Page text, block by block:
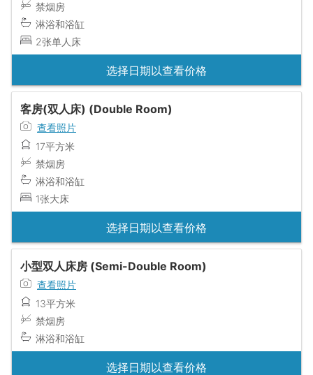
禁烟房
淋浴和浴缸
2张单人床
选择日期以查看价格
客房(双人床) (Double Room)
查看照片
17平方米
禁烟房
淋浴和浴缸
1张大床
选择日期以查看价格
小型双人床房 (Semi-Double Room)
查看照片
13平方米
禁烟房
淋浴和浴缸
选择日期以查看价格